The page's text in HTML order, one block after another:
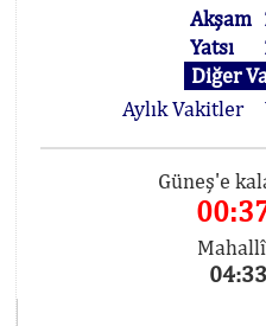
Akşam
Yatsı
Diğer
Aylık Vakitler
Güneş'e